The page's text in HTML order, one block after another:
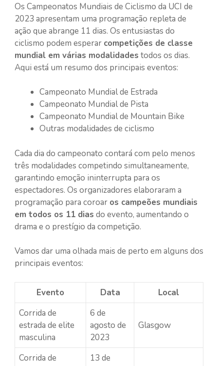
Os Campeonatos Mundiais de Ciclismo da UCI de
2023 apresentam uma programação repleta de
ação que abrange 11 dias. Os entusiastas do
ciclismo podem esperar competições de classe
mundial em várias modalidades todos os dias.
Aqui está um resumo dos principais eventos:
Campeonato Mundial de Estrada
Campeonato Mundial de Pista
Campeonato Mundial de Mountain Bike
Outras modalidades de ciclismo
Cada dia do campeonato contará com pelo menos
três modalidades competindo simultaneamente,
garantindo emoção ininterrupta para os
espectadores. Os organizadores elaboraram a
programação para coroar os campeões mundiais
em todos os 11 dias do evento, aumentando o
drama e o prestígio da competição.
Vamos dar uma olhada mais de perto em alguns dos
principais eventos:
Evento Data
Local
Corrida de
estrada de elite
masculina
6 de
agosto de
2023
Glasgow
Corrida de
13 de